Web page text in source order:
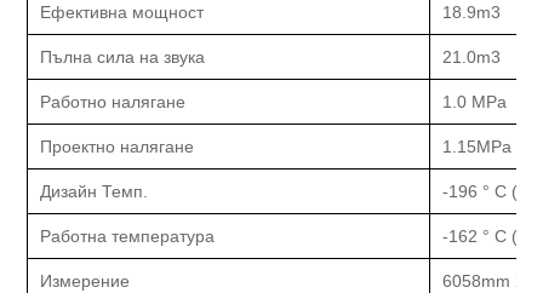
Ефективна мощност 18.9m3
Пълна сила на звука 21.0m3
Работно налягане 1.0 МРа
Проектно налягане 1.15MPa
Дизайн Темп. -196 ° C
Работна температура -162 ° C
Измерение 6058mm X